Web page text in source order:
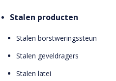
Stalen producten
Stalen borstweringssteun
Stalen geveldragers
Stalen latei